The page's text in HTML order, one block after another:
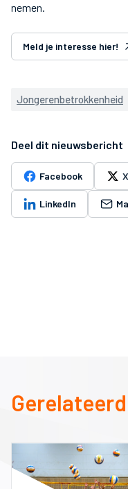
nemen.
Meld je interesse hier!
Jongerenbetrokkenheid
Deel dit nieuwsbericht
Facebook X
LinkedIn